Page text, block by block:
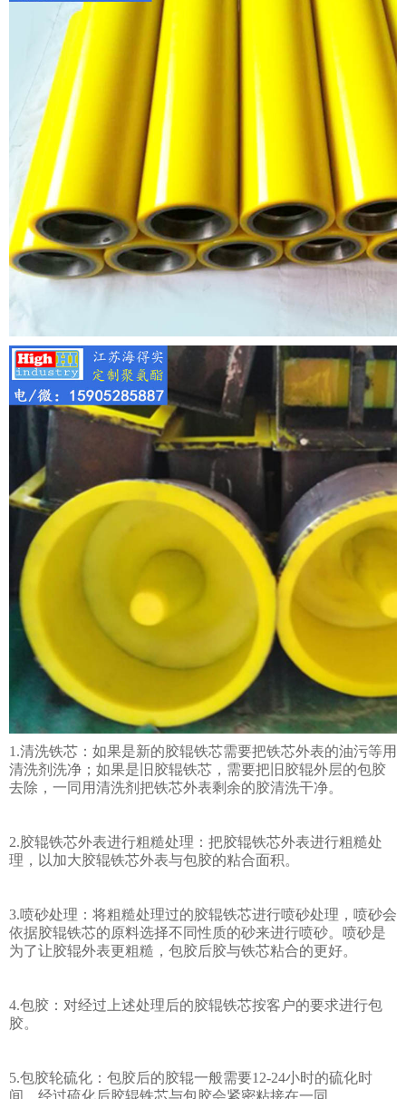
1.清洗铁芯：如果是新的胶辊铁芯需要把铁芯外表的油污等用
清洗剂洗净；如果是旧胶辊铁芯，需要把旧胶辊外层的包胶
去除，一同用清洗剂把铁芯外表剩余的胶清洗干净。
2.胶辊铁芯外表进行粗糙处理：把胶辊铁芯外表进行粗糙处
理，以加大胶辊铁芯外表与包胶的粘合面积。
3.喷砂处理：将粗糙处理过的胶辊铁芯进行喷砂处理，喷砂会
依据胶辊铁芯的原料选择不同性质的砂来进行喷砂。喷砂是
为了让胶辊外表更粗糙，包胶后胶与铁芯粘合的更好。
4.包胶：对经过上述处理后的胶辊铁芯按客户的要求进行包
胶。
5.包胶轮硫化：包胶后的胶辊一般需要12-24小时的硫化时
间，经过硫化后胶辊铁芯与包胶会紧密粘接在一同.